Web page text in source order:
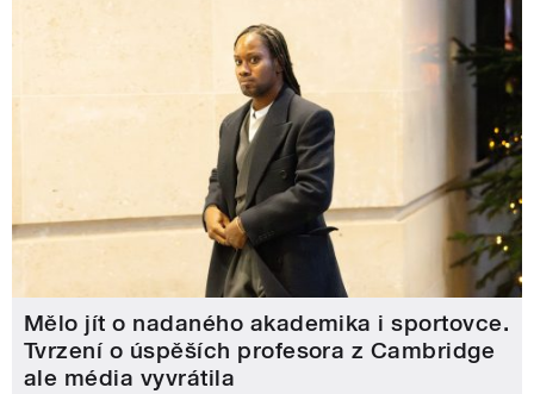
Mělo jít o nadaného akademika i sportovce.
Tvrzení o úspěších profesora z Cambridge
ale média vyvrátila